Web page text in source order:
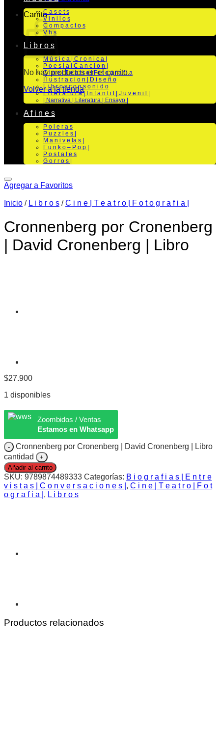
Carrito
No hay productos en el carrito.
Volver a la tienda
C a s e t s
V i n i l o s
C o m p a c t o s
V h s
L i b r o s
M ú s i c a | C r o n i c a |
P o e s i a | C a n c i o n |
C i n e | T e a t r o | Fo t o g r a f i a
I l u s t r a c i o n | D i s e ñ o
L i b r o s c o n s o n i d o
L i t e r a t u r a | I n f a n t i l | J u v e n i l |
| Narrativa | Literatura | Ensayo |
A f i n e s
P o l e r a s
P u z z l e s |
M a n i v e la s |
F u n k o – P o p |
P o s t a l e s
G o r r o s |
Agregar a Favoritos
Inicio / L i b r o s / C i n e | T e a t r o | F o t o g r a f i a |
Cronnenberg por Cronenberg
| David Cronenberg | Libro
$27.900
1 disponibles
Zoombidos / Ventas
Estamos en Whatsapp
Cronnenberg por Cronenberg | David Cronenberg | Libro
cantidad
Añadir al carrito
SKU: 9789874489333 Categorías: B i o g r a f i a s | E n t r e
v i s t a s | C o n v e r s a c i o n e s | , C i n e | T e a t r o | F o t
o g r a f i a | , L i b r o s
Productos relacionados